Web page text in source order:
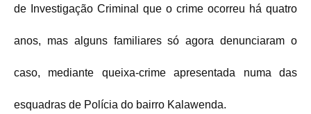
de Investigação Criminal que o crime ocorreu há quatro
anos, mas alguns familiares só agora denunciaram o
caso, mediante queixa-crime apresentada numa das
esquadras de Polícia do bairro Kalawenda.